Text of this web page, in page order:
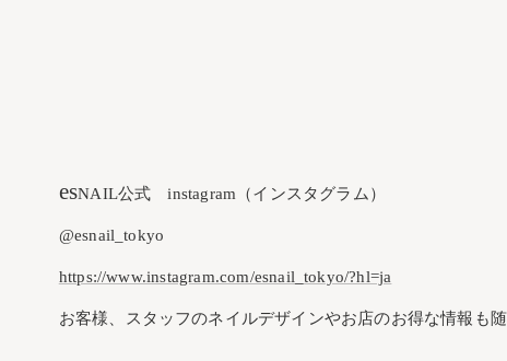
esNAIL公式 instagram（インスタグラム）
@esnail_tokyo
https://www.instagram.com/esnail_tokyo/?hl=ja
お客様、スタッフのネイルデザインやお店のお得な情報も